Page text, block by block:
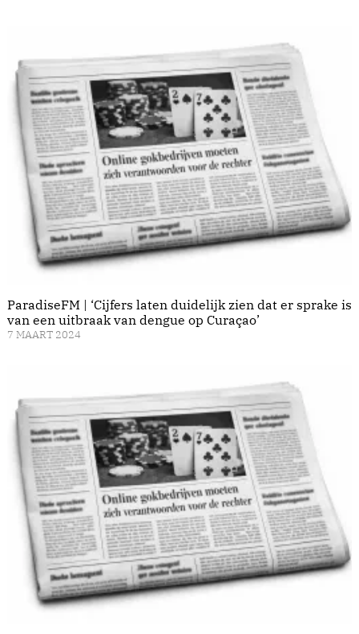
ParadiseFM | ‘Cijfers laten duidelijk zien dat er sprake is
van een uitbraak van dengue op Curaçao’
7 MAART 2024